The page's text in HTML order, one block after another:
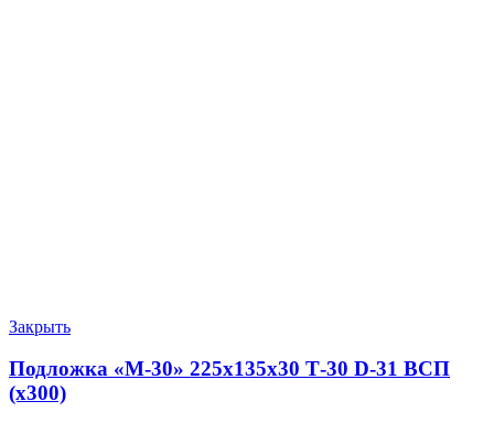
Закрыть
Подложка «М-30» 225х135х30 Т-30 D-31 ВСП
(х300)